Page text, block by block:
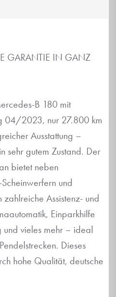
GARANTIE IN GANZ
B 180 mit
04/2023, nur 27.800 km
Ausstattung –
sehr gutem Zustand. Der
bietet neben
und
Assistenz- und
Einparkhilfe
und vieles mehr – ideal
Dieses
hohe Qualität, deutsche